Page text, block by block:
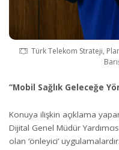
Türk Telekom Strateji,
“Mobil Sağlık Geleceğe
Konuya ilişkin açıklama
Dijital Genel Müdür
olan ‘önleyici’